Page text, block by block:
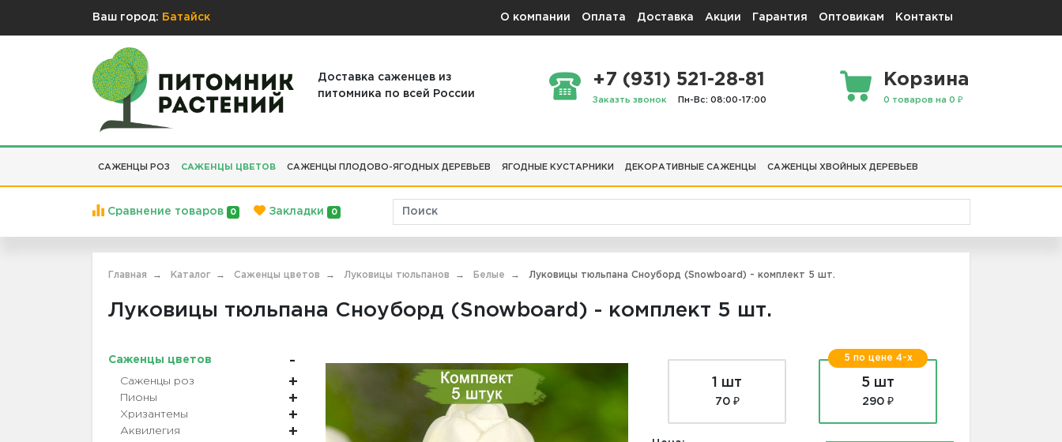
Ваш город: Батайск О компании Оплата Доставка Акции Гарантия Оптовикам Контакты
Доставка саженцев из
питомника по всей России
+7 (931) 521-28-81
Заказть звонок Пн-Вс: 08:00-17:00
Корзина
0 товаров на 0 ₽
САЖЕНЦЫ РОЗ САЖЕНЦЫ ЦВЕТОВ САЖЕНЦЫ ПЛОДОВО-ЯГОДНЫХ ДЕРЕВЬЕВ ЯГОДНЫЕ КУСТАРНИКИ ДЕКОРАТИВНЫЕ САЖЕНЦЫ САЖЕНЦЫ ХВОЙНЫХ ДЕРЕВЬЕВ
Сравнение товаров 0 Закладки 0
Главная Каталог Саженцы цветов Луковицы тюльпанов Белые Луковицы тюльпана Сноуборд (Snowboard) - комплект 5 шт.
Луковицы тюльпана Сноуборд (Snowboard) - комплект 5 шт.
Саженцы цветов
Саженцы роз
Пионы
Хризантемы
Аквилегия
1 шт
70 ₽
5 по цене 4-х
5 шт
290 ₽